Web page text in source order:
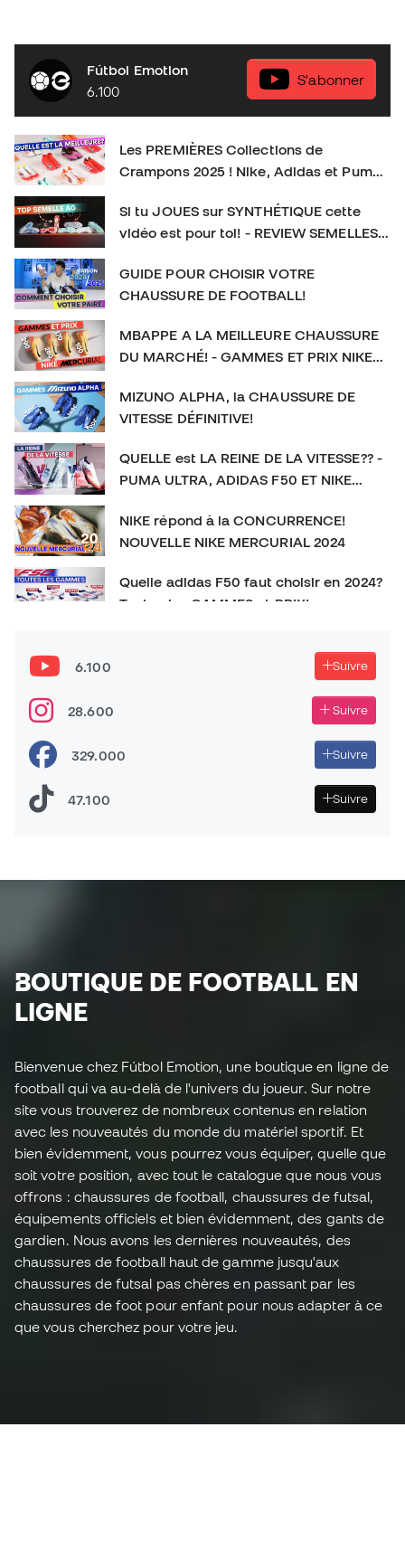
technologies qui révolutionnent le jeu et quels sont les
crampons idéaux pour chaque type de joueur. As-tu déjà
ton modèle préféré ? Donne-nous ton avis en
commentaire et n’oublie pas de t’abonner pour plus de
contenu exclusif sur le football et l’équipement sportif !
👉 Abonne-toi et active la cloche pour plus de contenu
foot. SOCIAL : IG :
https://www.instagram.com/futbolemotionfr/ TIKTOK :
https://www.tiktok.com/@futbolemotionfr Crampons de
football : #CramponsDeFootball #Football
Fútbol Emotion
6.100
S'abonner
Les PREMIÈRES Collections de
Crampons 2025 ! Nike, Adidas et Puma
Si tu JOUES sur SYNTHÉTIQUE cette
vidéo est pour toi! - REVIEW SEMELLES
GUIDE POUR CHOISIR VOTRE
CHAUSSURE DE FOOTBALL!
MBAPPE A LA MEILLEURE CHAUSSURE
DU MARCHÉ! - GAMMES ET PRIX NIKE
MIZUNO ALPHA, la CHAUSSURE DE
VITESSE DÉFINITIVE!
QUELLE est LA REINE DE LA VITESSE?? -
PUMA ULTRA, ADIDAS F50 ET NIKE
NIKE répond à la CONCURRENCE!
NOUVELLE NIKE MERCURIAL 2024
Quelle adidas F50 faut choisir en 2024?
Toutes les GAMMES et PRIX!
SOUS-ESTIME! New Balance Furon V7+
Sommes-nous face à la MEILLEURE CHAUSSURE DE
VITESSE? - adidas F50 ADVANCEMENT PACK
6.100 Suivre
28.600 Suivre
329.000 Suivre
47.100 Suivre
BOUTIQUE DE FOOTBALL EN
LIGNE
Bienvenue chez Fútbol Emotion, une boutique en ligne de
football qui va au-delà de l'univers du joueur. Sur notre
site vous trouverez de nombreux contenus en relation
avec les nouveautés du monde du matériel sportif. Et
bien évidemment, vous pourrez vous équiper, quelle que
soit votre position, avec tout le catalogue que nous vous
offrons : chaussures de football, chaussures de futsal,
équipements officiels et bien évidemment, des gants de
gardien. Nous avons les dernières nouveautés, des
chaussures de football haut de gamme jusqu'aux
chaussures de futsal pas chères en passant par les
chaussures de foot pour enfant pour nous adapter à ce
que vous cherchez pour votre jeu.